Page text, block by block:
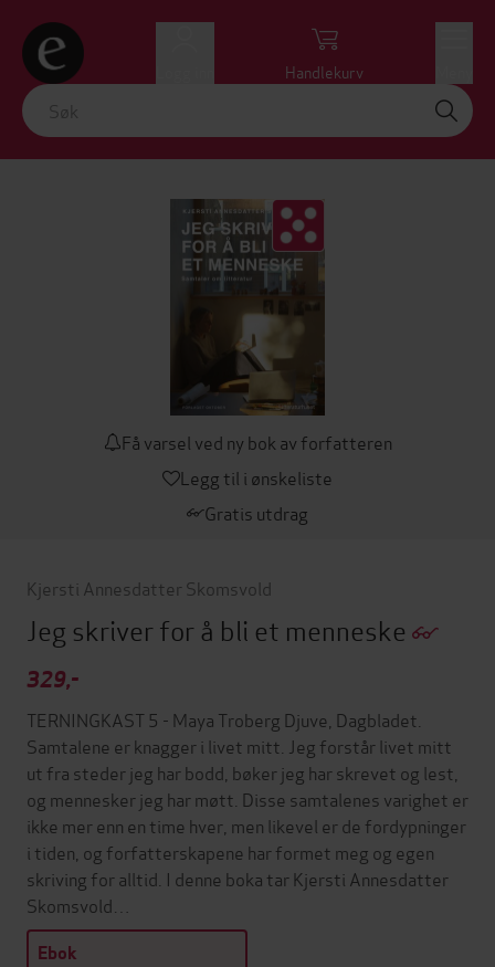
Handlekurv
Få varsel ved ny bok av forfatteren
Legg til i ønskeliste
Gratis utdrag
Kjersti Annesdatter Skomsvold
Jeg skriver for å bli et menneske
329,-
TERNINGKAST 5 - Maya Troberg Djuve, Dagbladet.
Samtalene er knagger i livet mitt. Jeg forstår livet mitt
ut fra steder jeg har bodd, bøker jeg har skrevet og lest,
og mennesker jeg har møtt. Disse samtalenes varighet er
ikke mer enn en time hver, men likevel er de fordypninger
i tiden, og forfatterskapene har formet meg og egen
skriving for alltid. I denne boka tar Kjersti Annesdatter
Skomsvold…
Ebok